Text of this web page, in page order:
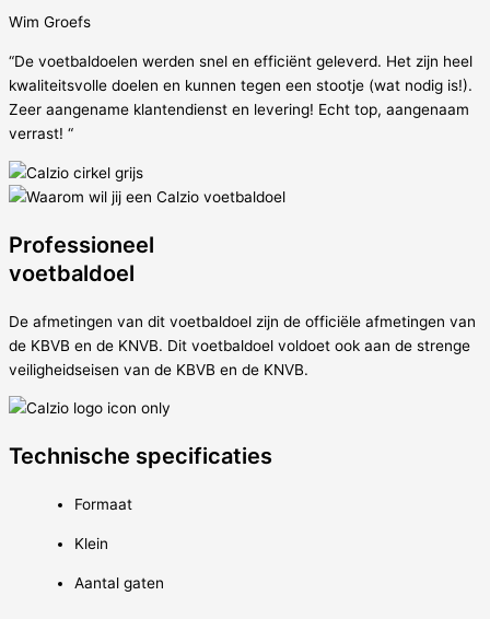
Wim Groefs
“De voetbaldoelen werden snel en efficiënt geleverd. Het zijn heel
kwaliteitsvolle doelen en kunnen tegen een stootje (wat nodig is!).
Zeer aangename klantendienst en levering! Echt top, aangenaam
verrast! “
Professioneel
voetbaldoel
De afmetingen van dit voetbaldoel zijn de officiële afmetingen van
de KBVB en de KNVB. Dit voetbaldoel voldoet ook aan de strenge
veiligheidseisen van de KBVB en de KNVB.
Technische specificaties
Formaat
Klein
Aantal gaten